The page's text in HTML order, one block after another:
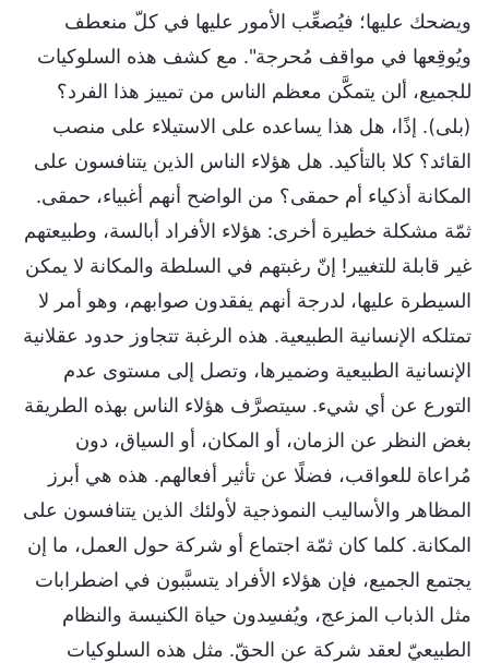
ويضحك عليها؛ فيُصعِّب الأمور عليها في كلّ منعطف
ويُوقِعها في مواقف مُحرجة". مع كشف هذه السلوكيات
للجميع، ألن يتمكَّن معظم الناس من تمييز هذا الفرد؟
(بلى). إذًا، هل هذا يساعده على الاستيلاء على منصب
القائد؟ كلا بالتأكيد. هل هؤلاء الناس الذين يتنافسون على
المكانة أذكياء أم حمقى؟ من الواضح أنهم أغبياء، حمقى.
ثمّة مشكلة خطيرة أخرى: هؤلاء الأفراد أبالسة، وطبيعتهم
غير قابلة للتغيير! إنّ رغبتهم في السلطة والمكانة لا يمكن
السيطرة عليها، لدرجة أنهم يفقدون صوابهم، وهو أمر لا
تمتلكه الإنسانية الطبيعية. هذه الرغبة تتجاوز حدود عقلانية
الإنسانية الطبيعية وضميرها، وتصل إلى مستوى عدم
التورع عن أي شيء. سيتصرَّف هؤلاء الناس بهذه الطريقة
بغض النظر عن الزمان، أو المكان، أو السياق، دون
مُراعاة للعواقب، فضلًا عن تأثير أفعالهم. هذه هي أبرز
المظاهر والأساليب النموذجية لأولئك الذين يتنافسون على
المكانة. كلما كان ثمّة اجتماع أو شركة حول العمل، ما إن
يجتمع الجميع، فإن هؤلاء الأفراد يتسبَّبون في اضطرابات
مثل الذباب المزعج، ويُفسِدون حياة الكنيسة والنظام
الطبيعيّ لعقد شركة عن الحقّ. مثل هذه السلوكيات